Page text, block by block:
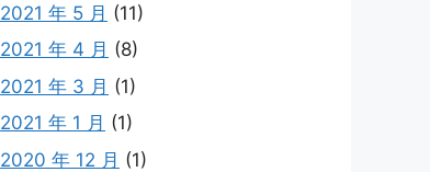
2021 年 5 月 (11)
2021 年 4 月 (8)
2021 年 3 月 (1)
2021 年 1 月 (1)
2020 年 12 月 (1)